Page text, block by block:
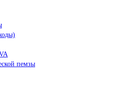
пемзы